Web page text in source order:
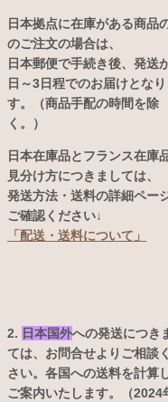
日本拠点に在庫がある商品
のご注文の場合は、
日本郵便で手続き後、発送
日～3日程でのお届けとなり
す。（商品手配の時間を除
く。）
日本在庫品とフランス在庫
見分け方につきましては、
発送方法・送料の詳細ペー
ご確認ください↓
「配送・送料について」
2. 日本国外への発送につき
ては、お問合せよりご相談
さい。各国への送料を計算
ご案内いたします。（2024